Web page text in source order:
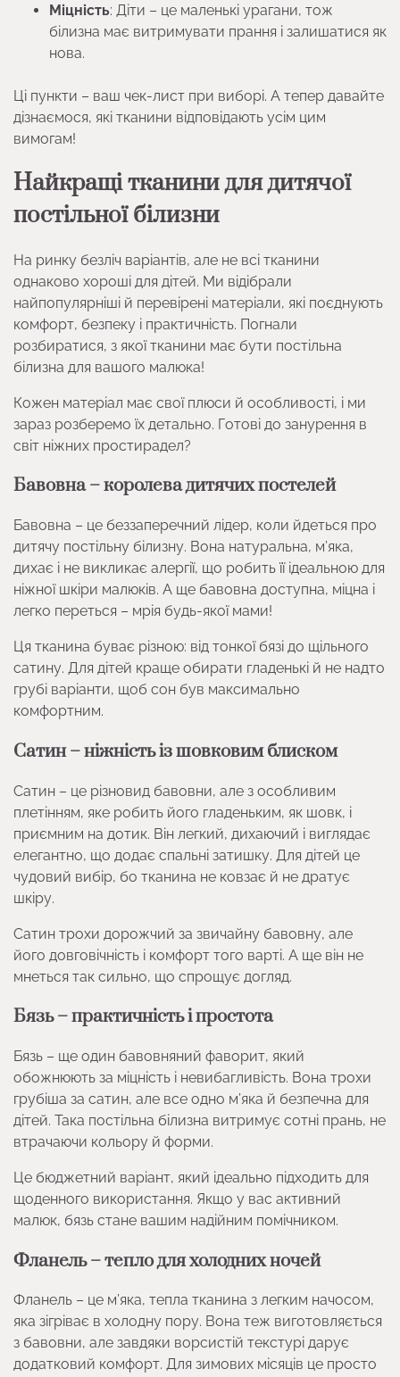
Міцність: Діти – це маленькі урагани, тож
білизна має витримувати прання і залишатися як
нова.
Ці пункти – ваш чек-лист при виборі. А тепер давайте
дізнаємося, які тканини відповідають усім цим
вимогам!
Найкращі тканини для дитячої
постільної білизни
На ринку безліч варіантів, але не всі тканини
однаково хороші для дітей. Ми відібрали
найпопулярніші й перевірені матеріали, які поєднують
комфорт, безпеку і практичність. Погнали
розбиратися, з якої тканини має бути постільна
білизна для вашого малюка!
Кожен матеріал має свої плюси й особливості, і ми
зараз розберемо їх детально. Готові до занурення в
світ ніжних простирадел?
Бавовна – королева дитячих постелей
Бавовна – це беззаперечний лідер, коли йдеться про
дитячу постільну білизну. Вона натуральна, м’яка,
дихає і не викликає алергії, що робить її ідеальною для
ніжної шкіри малюків. А ще бавовна доступна, міцна і
легко переться – мрія будь-якої мами!
Ця тканина буває різною: від тонкої бязі до щільного
сатину. Для дітей краще обирати гладенькі й не надто
грубі варіанти, щоб сон був максимально
комфортним.
Сатин – ніжність із шовковим блиском
Сатин – це різновид бавовни, але з особливим
плетінням, яке робить його гладеньким, як шовк, і
приємним на дотик. Він легкий, дихаючий і виглядає
елегантно, що додає спальні затишку. Для дітей це
чудовий вибір, бо тканина не ковзає й не дратує
шкіру.
Сатин трохи дорожчий за звичайну бавовну, але
його довговічність і комфорт того варті. А ще він не
мнеться так сильно, що спрощує догляд.
Бязь – практичність і простота
Бязь – ще один бавовняний фаворит, який
обожнюють за міцність і невибагливість. Вона трохи
грубіша за сатин, але все одно м’яка й безпечна для
дітей. Така постільна білизна витримує сотні прань, не
втрачаючи кольору й форми.
Це бюджетний варіант, який ідеально підходить для
щоденного використання. Якщо у вас активний
малюк, бязь стане вашим надійним помічником.
Фланель – тепло для холодних ночей
Фланель – це м’яка, тепла тканина з легким начосом,
яка зігріває в холодну пору. Вона теж виготовляється
з бавовни, але завдяки ворсистій текстурі дарує
додатковий комфорт. Для зимових місяців це просто